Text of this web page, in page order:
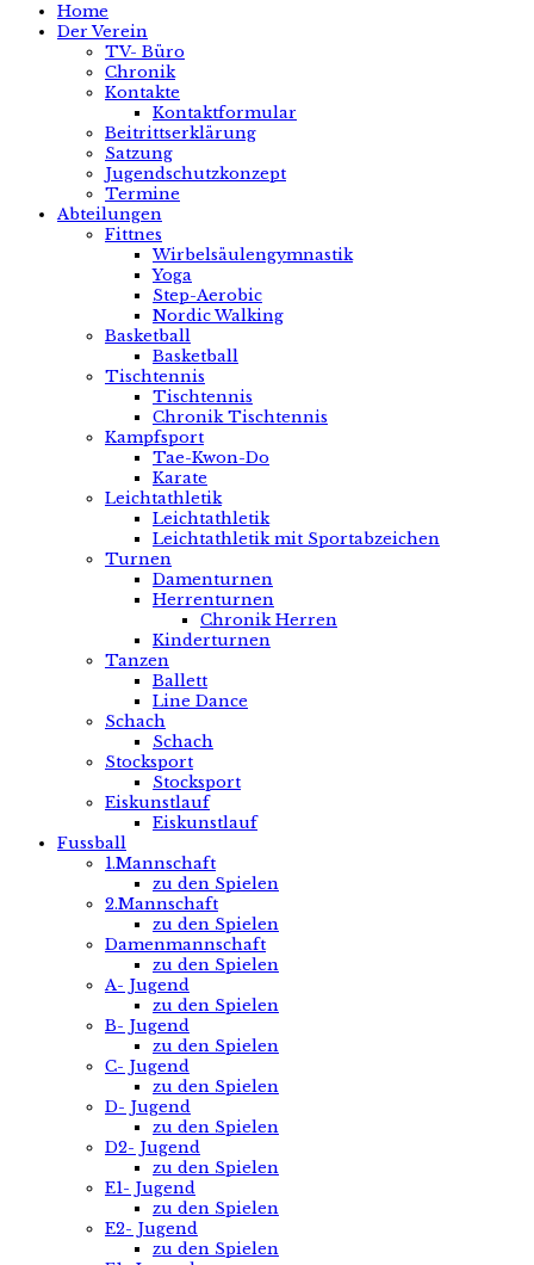
Home
Der Verein
TV- Büro
Chronik
Kontakte
Kontaktformular
Beitrittserklärung
Satzung
Jugendschutzkonzept
Termine
Abteilungen
Fittnes
Wirbelsäulengymnastik
Yoga
Step-Aerobic
Nordic Walking
Basketball
Basketball
Tischtennis
Tischtennis
Chronik Tischtennis
Kampfsport
Tae-Kwon-Do
Karate
Leichtathletik
Leichtathletik
Leichtathletik mit Sportabzeichen
Turnen
Damenturnen
Herrenturnen
Chronik Herren
Kinderturnen
Tanzen
Ballett
Line Dance
Schach
Schach
Stocksport
Stocksport
Eiskunstlauf
Eiskunstlauf
Fussball
1.Mannschaft
zu den Spielen
2.Mannschaft
zu den Spielen
Damenmannschaft
zu den Spielen
A- Jugend
zu den Spielen
B- Jugend
zu den Spielen
C- Jugend
zu den Spielen
D- Jugend
zu den Spielen
D2- Jugend
zu den Spielen
E1- Jugend
zu den Spielen
E2- Jugend
zu den Spielen